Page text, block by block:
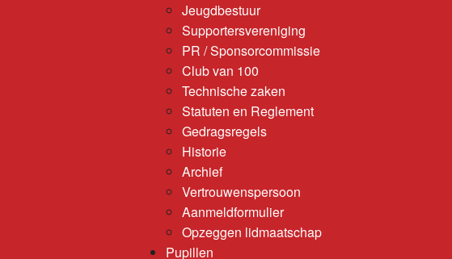
Jeugdbestuur
Supportersvereniging
PR / Sponsorcommissie
Club van 100
Technische zaken
Statuten en Reglement
Gedragsregels
Historie
Archief
Vertrouwenspersoon
Aanmeldformulier
Opzeggen lidmaatschap
Pupillen